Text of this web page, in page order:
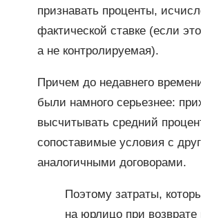
признавать проценты,
фактической ставке (если
а не контролируемая).
Причем до недавнего
были намного серьезнее:
высчитывать средний
сопоставимые условия с
аналогичными договорами.
Поэтому затраты,
на юрлицо при возврате